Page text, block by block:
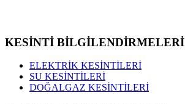
KESİNTİ BİLGİLENDİRMELERİ
ELEKTRİK KESİNTİLERİ
SU KESİNTİLERİ
DOĞALGAZ KESİNTİLERİ